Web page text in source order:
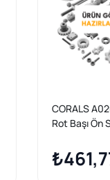
CORALS
Rot Başı Ön